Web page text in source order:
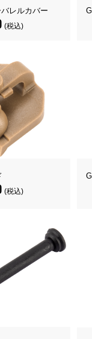
レルカバー
(税込)
(税込)